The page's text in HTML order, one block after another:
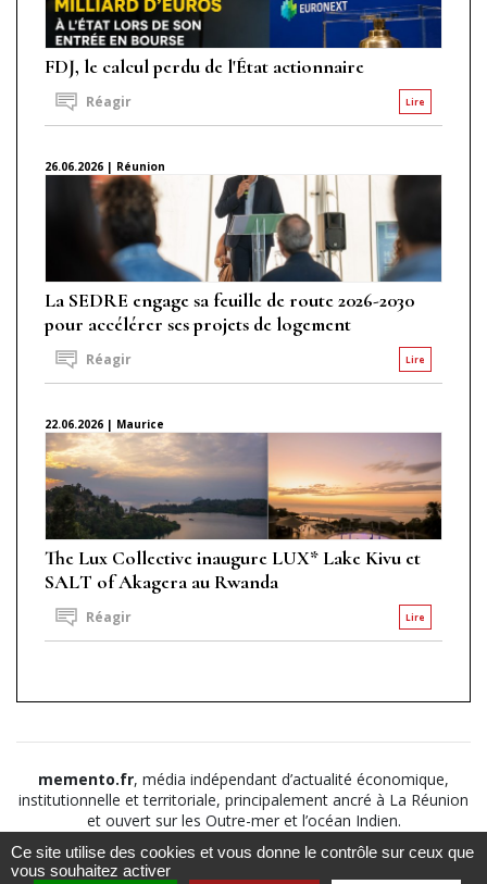
FDJ, le calcul perdu de l'État actionnaire
Lire
Réagir
26.06.2026 | Réunion
La SEDRE engage sa feuille de route 2026-2030
pour accélérer ses projets de logement
Lire
Réagir
22.06.2026 | Maurice
The Lux Collective inaugure LUX* Lake Kivu et
SALT of Akagera au Rwanda
Lire
Réagir
memento.fr, média indépendant d’actualité économique,
institutionnelle et territoriale, principalement ancré à La Réunion
et ouvert sur les Outre-mer et l’océan Indien.
©2026
Suivez nous sur Notice légale
Ce site utilise des cookies et vous donne le contrôle sur ceux que
vous souhaitez activer